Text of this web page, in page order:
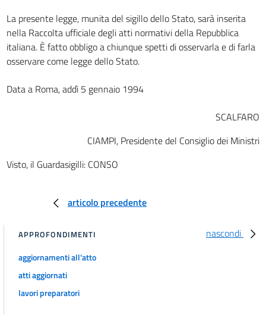
La presente legge, munita del sigillo dello Stato, sarà inserita
nella Raccolta ufficiale degli atti normativi della Repubblica
italiana. È fatto obbligo a chiunque spetti di osservarla e di farla
osservare come legge dello Stato.
Data a Roma, addì 5 gennaio 1994
SCALFARO
CIAMPI, Presidente del Consiglio dei Ministri
Visto, il Guardasigilli: CONSO
articolo precedente
nascondi
APPROFONDIMENTI
aggiornamenti all'atto
atti aggiornati
lavori preparatori